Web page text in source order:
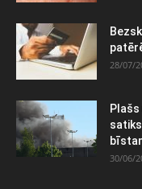
28/07/
30/06/